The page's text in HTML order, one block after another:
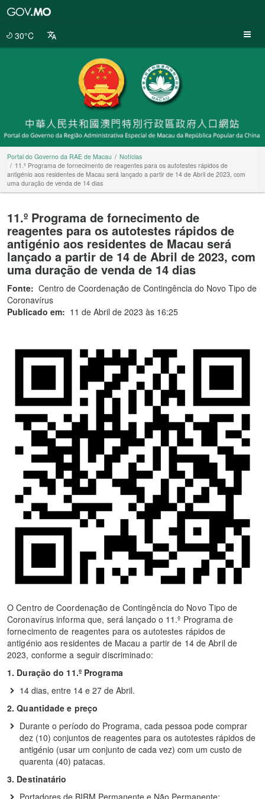
30°C
Portal do Governo da RAE de Macau
Notícias
11.º Programa de fornecimento de reagentes para os autotestes rápidos de
antigénio aos residentes de Macau será lançado a partir de 14 de Abril de 2023, com
uma duração de venda de 14 dias
11.º Programa de fornecimento de
reagentes para os autotestes rápidos de
antigénio aos residentes de Macau será
lançado a partir de 14 de Abril de 2023, com
uma duração de venda de 14 dias
Fonte: Centro de Coordenação de Contingência do Novo Tipo de
Coronavírus
Publicado em: 11 de Abril de 2023 às 16:25
O Centro de Coordenação de Contingência do Novo Tipo de
Coronavírus informa que, será lançado o 11.º Programa de
fornecimento de reagentes para os autotestes rápidos de
antigénio aos residentes de Macau a partir de 14 de Abril de
2023, conforme a seguir discriminado:
1. Duração do 1 1.º Programa
14 dias, entre 14 e 27 de Abril.
2. Quantidade e preço
Durante o período do Programa, cada pessoa pode comprar
dez (10) conjuntos de reagentes para os autotestes rápidos de
antigénio (usar um conjunto de cada vez) com um custo de
quarenta (40) patacas.
3. Destinatário
Portadores de BIRM Permanente e Não Permanente;